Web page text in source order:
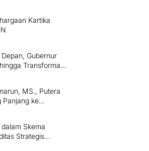
Kartika
Gubernur
Transformasi
MS., Putera
Panjang ke
Skema
Strategis